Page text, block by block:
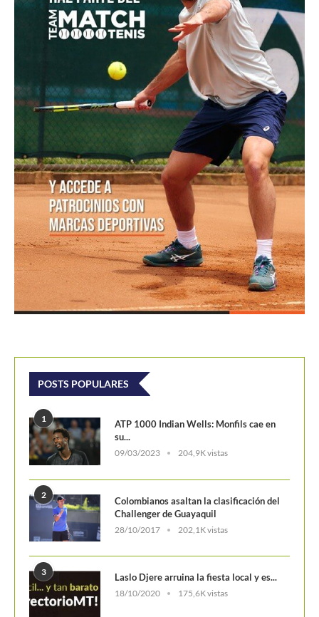
POSTS POPULARES
1
ATP 1000 Indian Wells: Monfils cae en
su...
09/03/2023 204,9K vistas
2
Colombianos asaltan la clasificación del
Challenger de Guayaquil
28/10/2017 202,1K vistas
3 Laslo Djere arruina la fiesta local y es...
18/10/2020 175,6K vistas